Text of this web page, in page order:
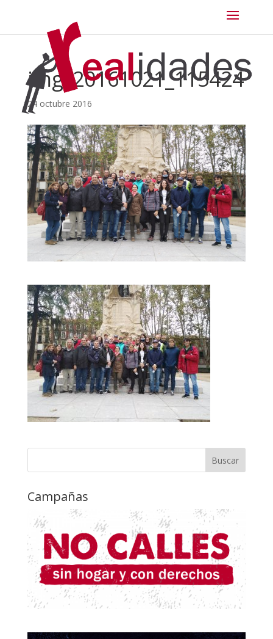
img_20161021_115424
24 octubre 2016
Campañas